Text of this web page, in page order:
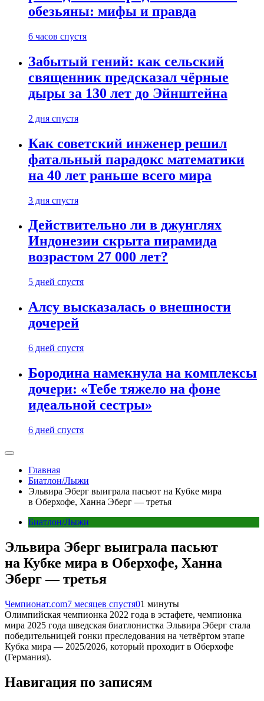
обезьяны: мифы и правда
6 часов спустя
Забытый гений: как сельский
священник предсказал чёрные
дыры за 130 лет до Эйнштейна
2 дня спустя
Как советский инженер решил
фатальный парадокс математики
на 40 лет раньше всего мира
3 дня спустя
Действительно ли в джунглях
Индонезии скрыта пирамида
возрастом 27 000 лет?
5 дней спустя
Алсу высказалась о внешности
дочерей
6 дней спустя
Бородина намекнула на комплексы
дочери: «Тебе тяжело на фоне
идеальной сестры»
6 дней спустя
Главная
Биатлон/Лыжи
Эльвира Эберг выиграла пасьют на Кубке мира
в Оберхофе, Ханна Эберг — третья
Биатлон/Лыжи
Эльвира Эберг выиграла пасьют
на Кубке мира в Оберхофе, Ханна
Эберг — третья
Чемпионат.com7 месяцев спустя01 минуты
Олимпийская чемпионка 2022 года в эстафете, чемпионка
мира 2025 года шведская биатлонистка Эльвира Эберг стала
победительницей гонки преследования на четвёртом этапе
Кубка мира — 2025/2026, который проходит в Оберхофе
(Германия).
Навигация по записям